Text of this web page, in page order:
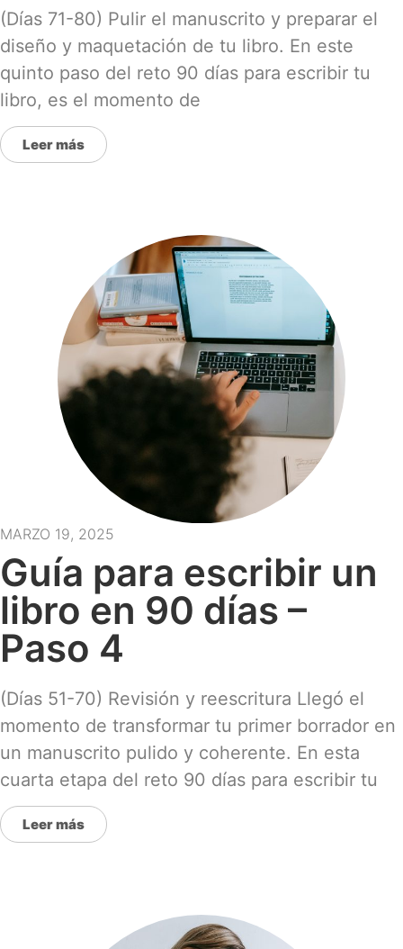
(Días 71-80) Pulir el manuscrito y preparar el
diseño y maquetación de tu libro. En este
quinto paso del reto 90 días para escribir tu
libro, es el momento de
Leer más
MARZO 19, 2025
Guía para escribir un
libro en 90 días –
Paso 4
(Días 51-70) Revisión y reescritura Llegó el
momento de transformar tu primer borrador en
un manuscrito pulido y coherente. En esta
cuarta etapa del reto 90 días para escribir tu
Leer más